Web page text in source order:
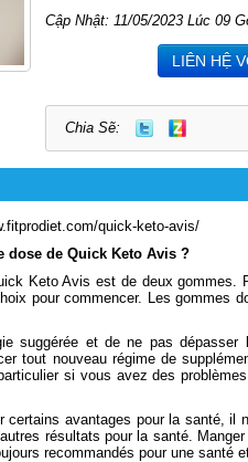
Cập Nhật: 11/05/2023 Lúc 09
LIÊN HỆ
Chia Sẽ:
quick-keto-avis/
dose de Quick Keto Avis ?
Keto Avis est de deux gommes.
pour commencer. Les gommes
suggérée et de ne pas dépasser
tout nouveau régime de
si vous avez des
certains avantages pour la santé, il
résultats pour la santé.
recommandés pour une santé